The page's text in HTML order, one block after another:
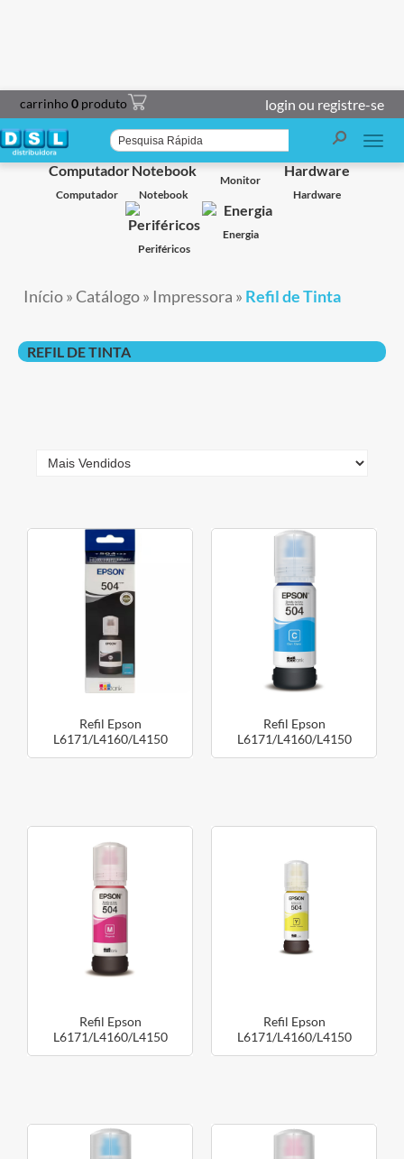
carrinho0 produto login ou registre-se
Caixa de Som
Computador Notebook
Monitor
Hardware
Periféricos
Energia
Início» Catálogo» Impressora » Refil de Tinta
REFIL DE TINTA
Refil Epson
L6171/L4160/L4150
T504122 Preto
Refil Epson
L6171/L4160/L4150
T504222 Ciano
Refil Epson
L6171/L4160/L4150
T504322 Magenta
Refil Epson
L6171/L4160/L4150
T504422 Amarelo